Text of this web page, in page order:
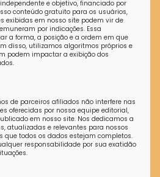
e objetivo, financiado por
conteúdo gratuito para os usuários,
exibidas em nosso site podem vir de
por indicações. Essa
a forma, a posição e a ordem em que
disso, utilizamos algoritmos próprios e
podem impactar a exibição dos
de parceiros afiliados não interfere nas
oferecidas por nossa equipe editorial,
em nosso site. Nos dedicamos a
atualizadas e relevantes para nossos
que todos os dados estejam completos.
responsabilidade por sua exatidão